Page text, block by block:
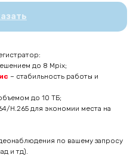
до 8 Mpix;
– стабильность работы и
до 10 ТБ;
H.265 для экономии места на
по вашему запросу
и тд).